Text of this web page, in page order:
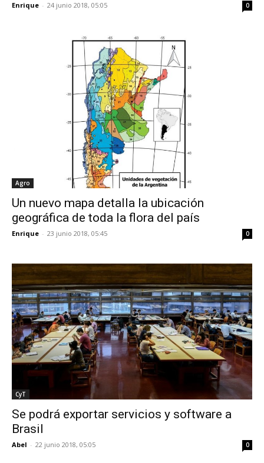
Enrique - 24 junio 2018, 05:05 0
Agro
Un nuevo mapa detalla la ubicación
geográfica de toda la flora del país
Enrique - 23 junio 2018, 05:45 0
CyT
Se podrá exportar servicios y software a
Brasil
Abel - 22 junio 2018, 05:05 0